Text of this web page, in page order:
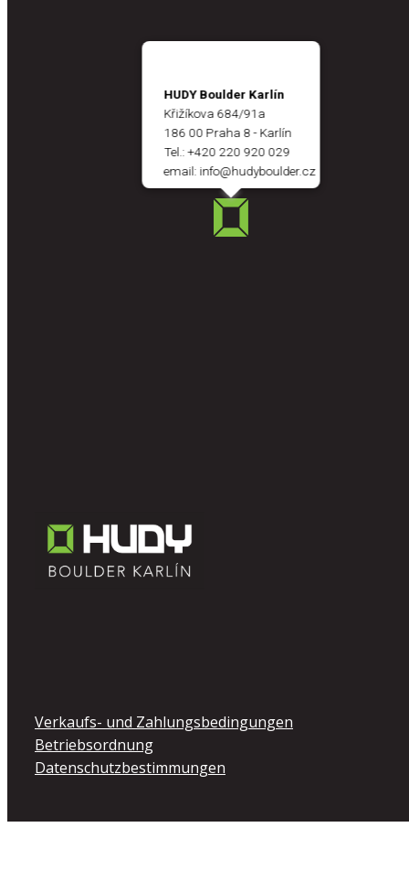
HUDY Boulder Karlín
Křižíkova 684/91a
186 00 Praha 8 - Karlín
Tel.:+420 220 920 029
email: info@hudyboulder.cz
Verkaufs- und Zahlungsbedingungen
Betriebsordnung
Datenschutzbestimmungen